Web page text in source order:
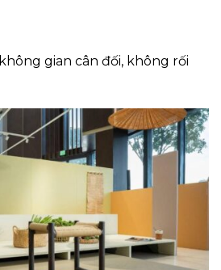
gian cân đối, không rối